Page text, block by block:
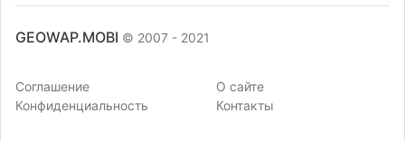
GEOWAP.MOBI © 2007 - 2021
Соглашение
Конфиденциальность
О сайте
Контакты